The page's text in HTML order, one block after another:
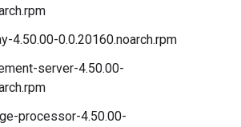
4.50.00-0.0.20160.noarch.rpm
server-4.50.00-
processor-4.50.00-